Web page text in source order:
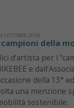
OTTOBRE 2019
campioni della
d’artista per i
e
della 13°
una menzione
sostenibile.